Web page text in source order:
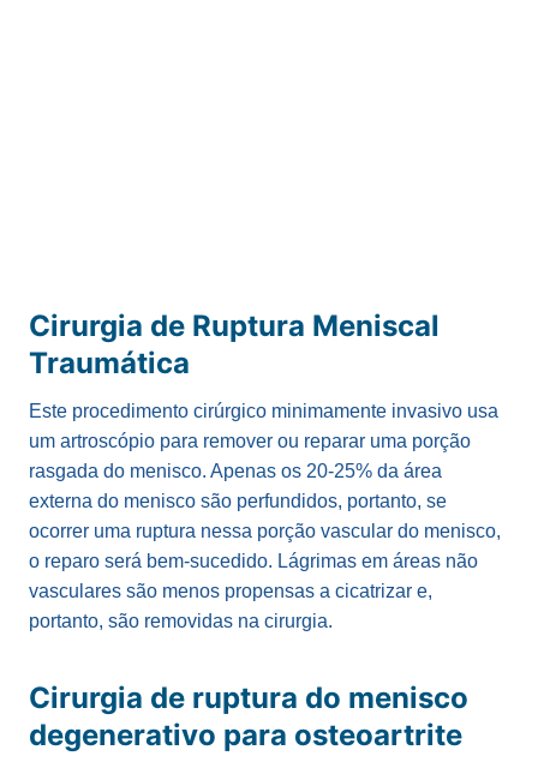
Cirurgia de Ruptura Meniscal
Traumática
Este procedimento cirúrgico minimamente invasivo usa
um artroscópio para remover ou reparar uma porção
rasgada do menisco. Apenas os 20-25% da área
externa do menisco são perfundidos, portanto, se
ocorrer uma ruptura nessa porção vascular do menisco,
o reparo será bem-sucedido. Lágrimas em áreas não
vasculares são menos propensas a cicatrizar e,
portanto, são removidas na cirurgia.
Cirurgia de ruptura do menisco
degenerativo para osteoartrite